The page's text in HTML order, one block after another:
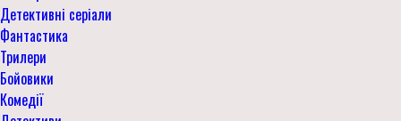
Детективні серіали
Фантастика
Трилери
Бойовики
Комедії